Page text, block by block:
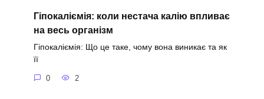
Гіпокаліємія: коли нестача калію впливає
на весь організм
Гіпокаліємія: Що це таке, чому вона виникає та як
її
0 2